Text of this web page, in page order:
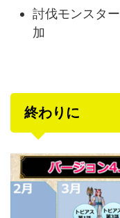
討伐モンスタ
加
終わりに